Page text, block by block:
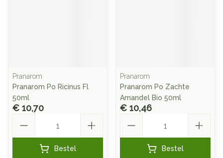
Pranarom
Pranarom Po Ricinus Fl
50ml
€ 10,70
Bestel
Pranarom
Pranarom Po Zachte
Amandel Bio 50ml
€ 10,46
Bestel